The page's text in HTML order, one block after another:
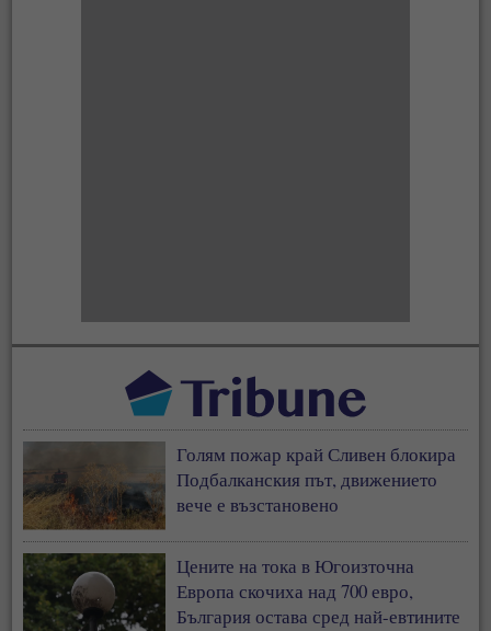
Голям пожар край Сливен блокира
Подбалканския път, движението
вече е възстановено
Цените на тока в Югоизточна
Европа скочиха над 700 евро,
България остава сред най-евтините